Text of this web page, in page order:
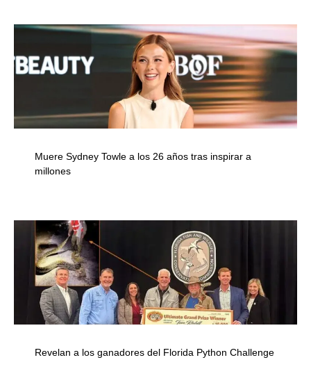
Muere Sydney Towle a los 26 años tras inspirar a
millones
Revelan a los ganadores del Florida Python Challenge